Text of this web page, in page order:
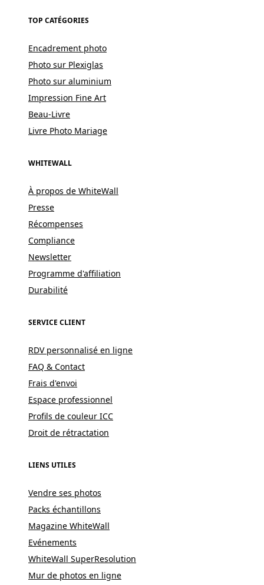
TOP CATÉGORIES
Encadrement photo
Photo sur Plexiglas
Photo sur aluminium
Impression Fine Art
Beau-Livre
Livre Photo Mariage
WHITEWALL
À propos de WhiteWall
Presse
Récompenses
Compliance
Newsletter
Programme d'affiliation
Durabilité
SERVICE CLIENT
RDV personnalisé en ligne
FAQ & Contact
Frais d'envoi
Espace professionnel
Profils de couleur ICC
Droit de rétractation
LIENS UTILES
Vendre ses photos
Packs échantillons
Magazine WhiteWall
Evénements
WhiteWall SuperResolution
Mur de photos en ligne